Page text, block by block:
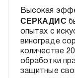
Высокая
СЕРКАДИС
опытах с
винограде
количестве
обработки
защитные